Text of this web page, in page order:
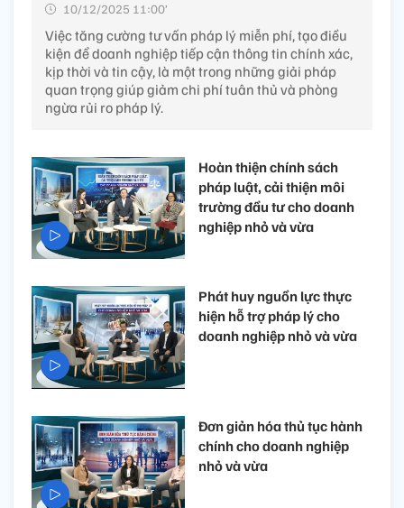
10/12/2025 11:00’
Việc tăng cường tư vấn pháp lý miễn phí, tạo điều
kiện để doanh nghiệp tiếp cận thông tin chính xác,
kịp thời và tin cậy, là một trong những giải pháp
quan trọng giúp giảm chi phí tuân thủ và phòng
ngừa rủi ro pháp lý.
Hoàn thiện chính sách
pháp luật, cải thiện môi
trường đầu tư cho doanh
nghiệp nhỏ và vừa
Phát huy nguồn lực thực
hiện hỗ trợ pháp lý cho
doanh nghiệp nhỏ và vừa
Đơn giản hóa thủ tục hành
chính cho doanh nghiệp
nhỏ và vừa